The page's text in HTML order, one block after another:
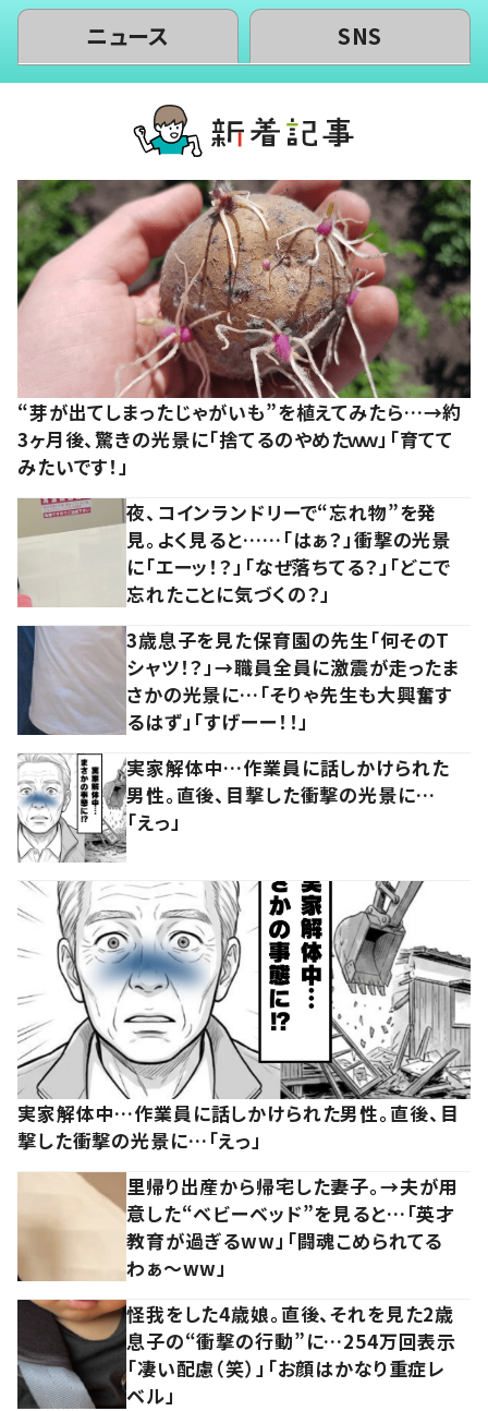
ニュース SNS
“芽が出てしまったじゃがいも”を植えてみたら…→約
3ヶ月後、驚きの光景に「捨てるのやめたｗｗ」「育てて
みたいです！」
夜、コインランドリーで“忘れ物”を発
見。よく見ると……「はぁ？」衝撃の光景
に「エーッ！？」「なぜ落ちてる？」「どこで
忘れたことに気づくの？」
3歳息子を見た保育園の先生「何そのT
シャツ！？」→職員全員に激震が走ったま
さかの光景に…「そりゃ先生も大興奮す
るはず」「すげーー！！」
実家解体中…作業員に話しかけられた
男性。直後、目撃した衝撃の光景に…
「えっ」
実家解体中…作業員に話しかけられた男性。直後、目
撃した衝撃の光景に…「えっ」
里帰り出産から帰宅した妻子。→夫が用
意した“ベビーベッド”を見ると…「英才
教育が過ぎるww」「闘魂こめられてる
わぁ～ww」
怪我をした4歳娘。直後、それを見た2歳
息子の“衝撃の行動”に…254万回表示
「凄い配慮（笑）」「お顔はかなり重症レ
ベル」